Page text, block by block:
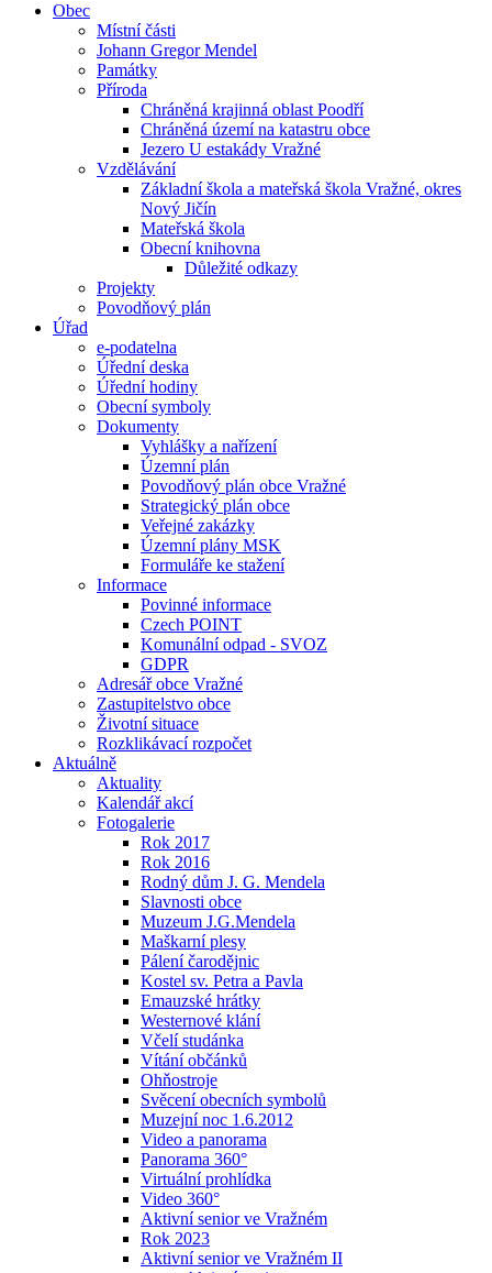
Obec
Místní části
Johann Gregor Mendel
Památky
Příroda
Chráněná krajinná oblast Poodří
Chráněná území na katastru obce
Jezero U estakády Vražné
Vzdělávání
Základní škola a mateřská škola Vražné, okres
Nový Jičín
Mateřská škola
Obecní knihovna
Důležité odkazy
Projekty
Povodňový plán
Úřad
e-podatelna
Úřední deska
Úřední hodiny
Obecní symboly
Dokumenty
Vyhlášky a nařízení
Územní plán
Povodňový plán obce Vražné
Strategický plán obce
Veřejné zakázky
Územní plány MSK
Formuláře ke stažení
Informace
Povinné informace
Czech POINT
Komunální odpad - SVOZ
GDPR
Adresář obce Vražné
Zastupitelstvo obce
Životní situace
Rozklikávací rozpočet
Aktuálně
Aktuality
Kalendář akcí
Fotogalerie
Rok 2017
Rok 2016
Rodný dům J. G. Mendela
Slavnosti obce
Muzeum J.G.Mendela
Maškarní plesy
Pálení čarodějnic
Kostel sv. Petra a Pavla
Emauzské hrátky
Westernové klání
Včelí studánka
Vítání občánků
Ohňostroje
Svěcení obecních symbolů
Muzejní noc 1.6.2012
Video a panorama
Panorama 360°
Virtuální prohlídka
Video 360°
Aktivní senior ve Vražném
Rok 2023
Aktivní senior ve Vražném II